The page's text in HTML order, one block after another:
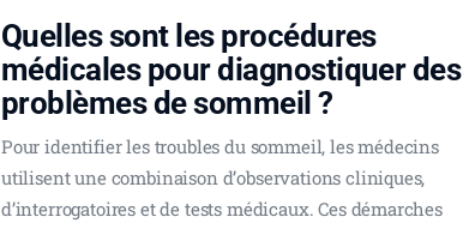
Quelles sont les procédures
médicales pour diagnostiquer des
problèmes de sommeil ?
Pour identifier les troubles du sommeil, les médecins
utilisent une combinaison d’observations cliniques,
d’interrogatoires et de tests médicaux. Ces démarches